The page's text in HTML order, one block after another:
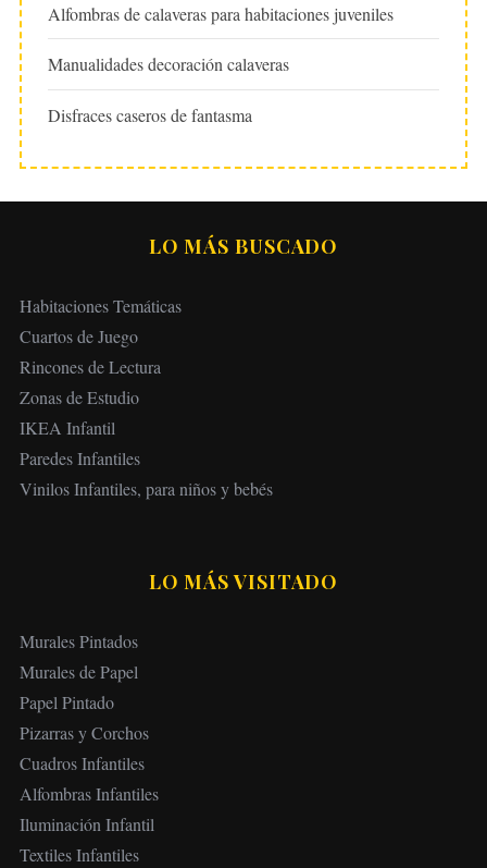
Alfombras de calaveras para habitaciones juveniles
Manualidades decoración calaveras
Disfraces caseros de fantasma
LO MÁS BUSCADO
Habitaciones Temáticas
Cuartos de Juego
Rincones de Lectura
Zonas de Estudio
IKEA Infantil
Paredes Infantiles
Vinilos Infantiles, para niños y bebés
LO MÁS VISITADO
Murales Pintados
Murales de Papel
Papel Pintado
Pizarras y Corchos
Cuadros Infantiles
Alfombras Infantiles
Iluminación Infantil
Textiles Infantiles